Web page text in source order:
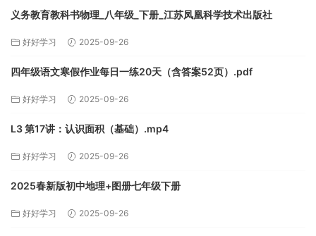
义务教育教科书物理_八年级_下册_江苏凤凰科学技术出版社
好好学习 2025-09-26
四年级语文寒假作业每日一练20天（含答案52页）.pdf
好好学习 2025-09-26
L3 第17讲：认识面积（基础）.mp4
好好学习 2025-09-26
2025春新版初中地理+图册七年级下册
好好学习 2025-09-26